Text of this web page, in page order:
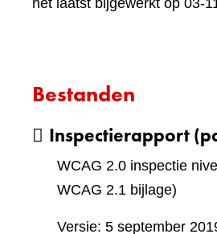
het laatst bijgewerkt op 03-
Bestanden
Inspectierapport
WCAG 2.0 inspectie
WCAG 2.1 bijlage)
Versie: 5 september